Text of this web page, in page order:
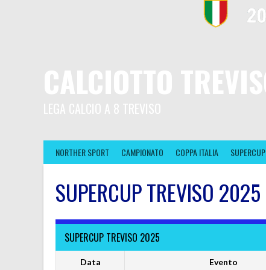
NORTHER SPORT CAMPIONATO COPPA ITALIA SUPERCUP
SUPERCUP TREVISO 2025
SUPERCUP TREVISO 2025
Data Evento